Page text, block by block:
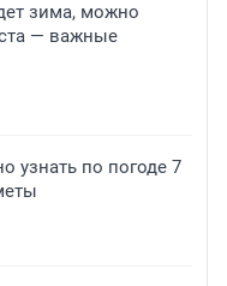
зима, можно
— важные
узнать по погоде 7